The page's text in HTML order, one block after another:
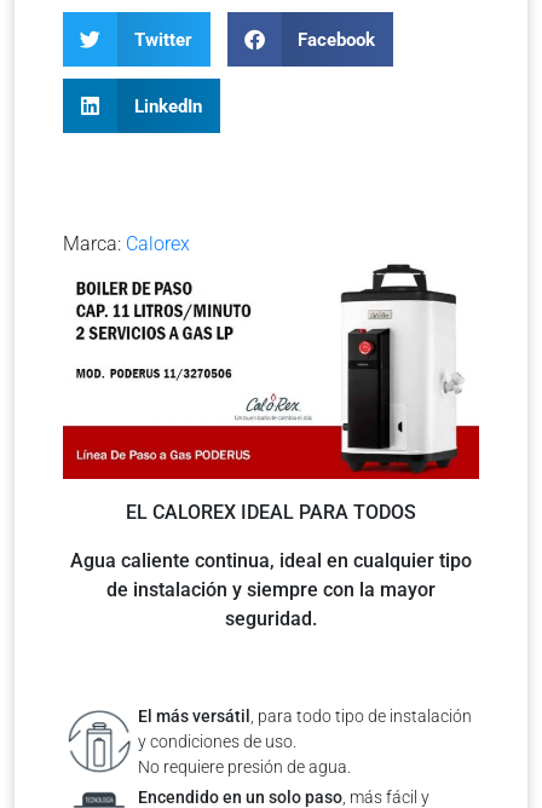
Twitter Facebook
LinkedIn
Marca: Calorex
EL CALOREX IDEAL PARA TODOS
Agua caliente continua, ideal en cualquier tipo
de instalación y siempre con la mayor
seguridad.
El más versátil, para todo tipo de instalación
y condiciones de uso.
No requiere presión de agua.
Encendido en un solo paso, más fácil y